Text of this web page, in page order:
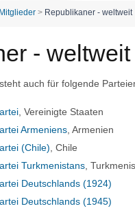
Mitglieder > Republikaner - weltweit
- weltweit
steht auch für folgende
, Vereinigte Staaten
Armeniens , Armenien
(Chile) , Chile
Turkmenistans ,
Deutschlands (1924)
Deutschlands (1945)